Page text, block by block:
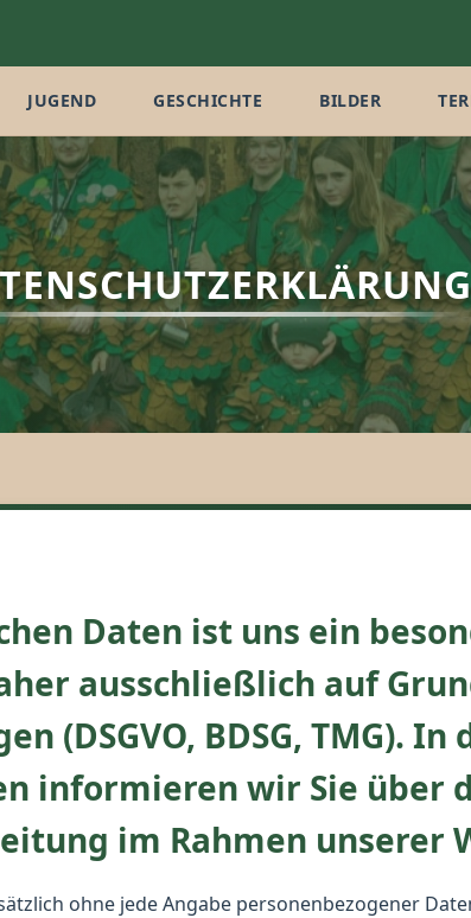
JUGEND GESCHICHTE BILDER
Daten ist uns ein
ausschließlich auf
(DSGVO, BDSG, TMG). In
informieren wir Sie über
im Rahmen unserer
ohne jede Angabe personenbezogener